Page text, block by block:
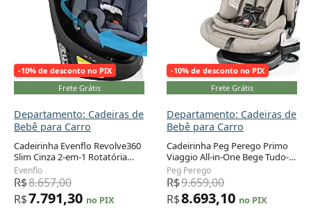
-10% de desconto no PIX
Frete Grátis
Departamento: Cadeiras de
Bebê para Carro
Cadeirinha Evenflo Revolve360
Slim Cinza 2-em-1 Rotatória
Recém-nascido a 29,5 kg
Evenflo
R$8.657,00
R$7.791,30 no PIX
-10% de desconto no PIX
Frete Grátis
Departamento: Cadeiras de
Bebê para Carro
Cadeirinha Peg Perego Primo
Viaggio All-in-One Bege Tudo-
em-Um Recém-nascido a 54 kg
Peg Perego
R$9.659,00
R$8.693,10 no PIX
Adicionar ao carrinho Adicionar ao carrinho